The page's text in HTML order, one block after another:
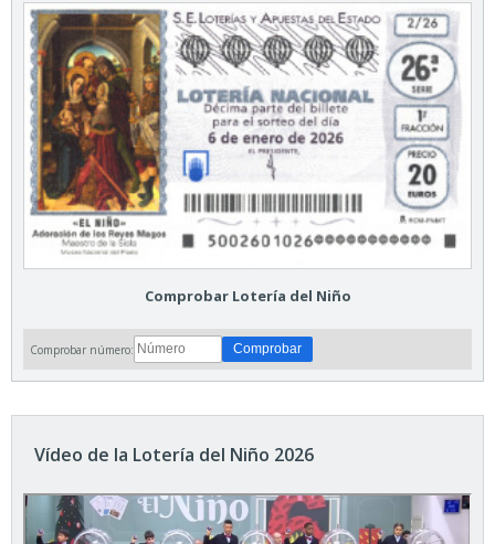
Comprobar Lotería del Niño
Comprobar número:
Vídeo de la Lotería del Niño 2026